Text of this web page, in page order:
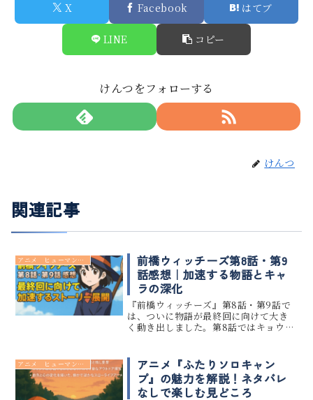
X Facebook はてブ
LINE コピー
けんつをフォローする
けんつ
関連記事
アニメ ヒューマンドラマ
前橋ウィッチーズ第8話・第9
話感想｜加速する物語とキャ
ラの深化
『前橋ウィッチーズ』第8話・第9話で
は、ついに物語が最終回に向けて大き
く動き出しました。第8話ではキョウカ
で関係性が深まる感動の展開に。第9話
では新キャラ・栄子の登場によっ...
アニメ ヒューマンドラマ
アニメ『ふたりソロキャン
プ』の魅力を解説！ネタバレ
なしで楽しむ見どころ